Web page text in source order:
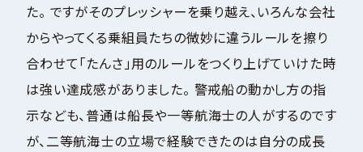
た。 ですがそのプレッシャーを乗り越え、いろんな会社
からやってくる乗組員たちの微妙に違うルールを擦り
合わせて「たんさ」用のルールをつくり上げていけた時
は強い達成感がありました。 警戒船の動かし方の指
示なども、普通は船長や一等航海士の人がするのです
が、二等航海士の立場で経験できたのは自分の成長